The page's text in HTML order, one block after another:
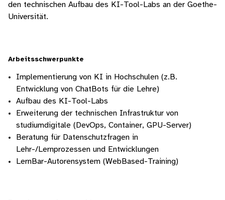
den technischen Aufbau des KI-Tool-Labs an der Goethe-
Universität.
Arbeitsschwerpunkte
Implementierung von KI in Hochschulen (z.B.
Entwicklung von ChatBots für die Lehre)
Aufbau des KI-Tool-Labs
Erweiterung der technischen Infrastruktur von
studiumdigitale (DevOps, Container, GPU-Server)
Beratung für Datenschutzfragen in
Lehr-/Lernprozessen und Entwicklungen
LernBar-Autorensystem (WebBased-Training)